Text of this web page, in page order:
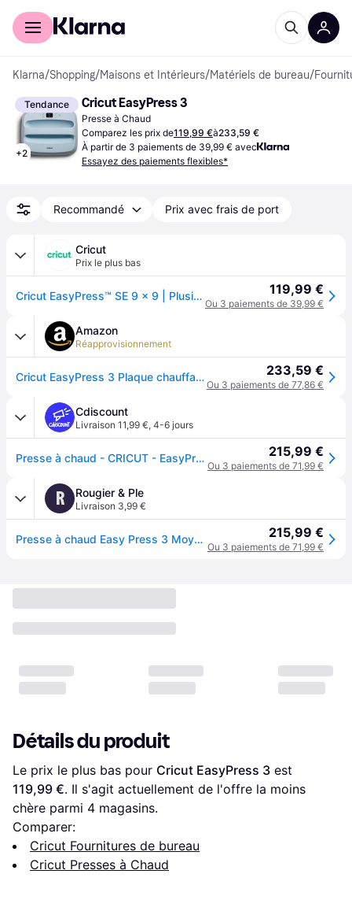
Acheter avec Klarna
Klarna/Shopping/Maisons et Intérieurs/Matériels de bureau/
Tendance
+2
Cricut EasyPress 3
Presse à Chaud
Comparez les prix de119,99 €à233,59 €
À partir de 3 paiements de 39,99 € avec
Essayez des paiements flexibles*
Recommandé Prix avec frais de port
Cricut
Prix le plus bas
Cricut EasyPress™ SE 9 x 9 | Plusieurs Couleurs 119,99 €
Ou 3 paiements de 39,99 €
Amazon
Réapprovisionnement
Cricut EasyPress 3 Plaque chauffante de 30 cm x 25 cm | Chauffe jusqu'à 205 °C | Presse à chaud compatible Bluetooth pour vinyle thermocollant (HTV), encre infusible et sublimation - 2009151 233,59 €
Ou 3 paiements de 77,86 €
Cdiscount
Livraison 11,99 €, 4-6 jours
Presse à chaud - CRICUT - EasyPress 3 - Bleu - Plaque chauffante de 23 x 23 cm 215,99 €
Ou 3 paiements de 71,99 €
R Rougier & Ple
Livraison 3,99 €
Presse à chaud Easy Press 3 Moyen format - Cricut 215,99 €
Ou 3 paiements de 71,99 €
Détails du produit
Le prix le plus bas pour Cricut EasyPress 3
119,99 €. Il s'agit actuellement de l'offre la moins
chère parmi 4 magasins.
Comparer:
Cricut Fournitures de bureau
Cricut Presses à Chaud